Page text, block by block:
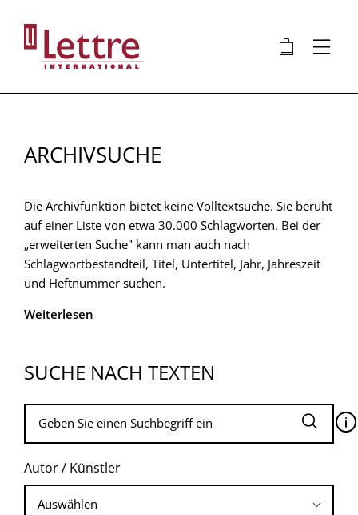
Inhalt
🛍 ⋮
ARCHIVSUCHE
Die Archivfunktion bietet keine Volltextsuche. Sie beruht
auf einer Liste von etwa 30.000 Schlagworten. Bei der
„erweiterten Suche" kann man auch nach
Schlagwortbestandteil, Titel, Untertitel, Jahr, Jahreszeit
und Heftnummer suchen.
Weiterlesen
SUCHE NACH TEXTEN
🛈
Autor / Künstler